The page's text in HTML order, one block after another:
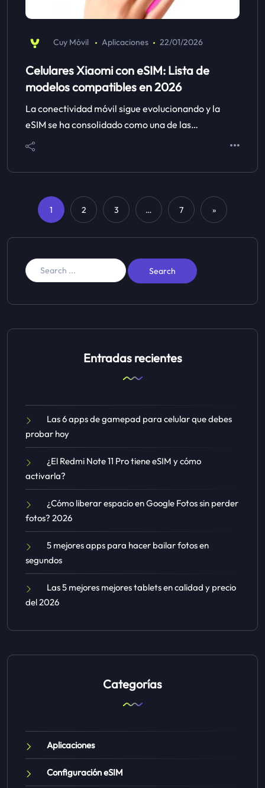
Cuy Móvil Aplicaciones 22/01/2026
Celulares Xiaomi con eSIM: Lista de
modelos compatibles en 2026
La conectividad móvil sigue evolucionando y la
eSIM se ha consolidado como una de las…
1 2 3 … 7 »
Entradas recientes
Las 6 apps de gamepad para celular que debes
probar hoy
¿El Redmi Note 11 Pro tiene eSIM y cómo
activarla?
¿Cómo liberar espacio en Google Fotos sin perder
fotos? 2026
5 mejores apps para hacer bailar fotos en
segundos
Las 5 mejores mejores tablets en calidad y precio
del 2026
Categorías
Aplicaciones
Configuración eSIM